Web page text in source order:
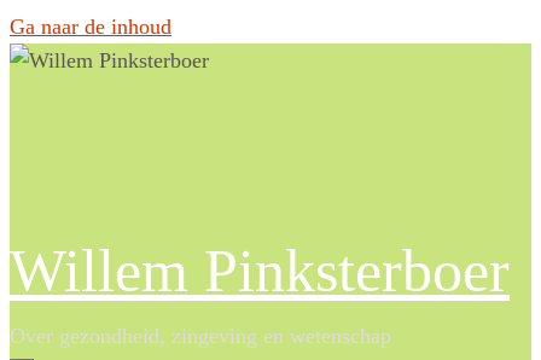
Ga naar de inhoud
Willem Pinksterboer
Over gezondheid, zingeving en wetenschap